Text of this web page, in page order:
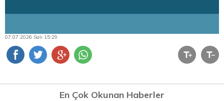
07.07.2026 Salı 15:29
En Çok Okunan Haberler